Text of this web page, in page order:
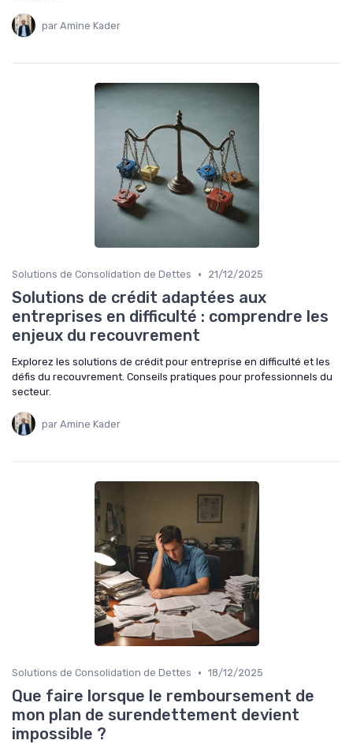
par Amine Kader
Solutions de Consolidation de Dettes • 21/12/2025
Solutions de crédit adaptées aux
entreprises en difficulté : comprendre les
enjeux du recouvrement
Explorez les solutions de crédit pour entreprise en difficulté et les
défis du recouvrement. Conseils pratiques pour professionnels du
secteur.
par Amine Kader
Solutions de Consolidation de Dettes • 18/12/2025
Que faire lorsque le remboursement de
mon plan de surendettement devient
impossible ?